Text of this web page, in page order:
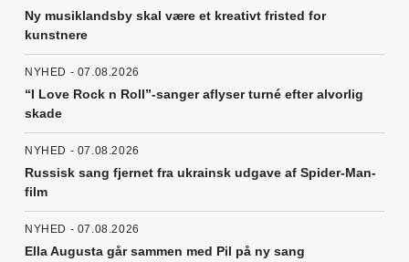
Ny musiklandsby skal være et kreativt fristed for
kunstnere
NYHED - 07.08.2026
“I Love Rock n Roll”-sanger aflyser turné efter alvorlig
skade
NYHED - 07.08.2026
Russisk sang fjernet fra ukrainsk udgave af Spider-Man-
film
NYHED - 07.08.2026
Ella Augusta går sammen med Pil på ny sang